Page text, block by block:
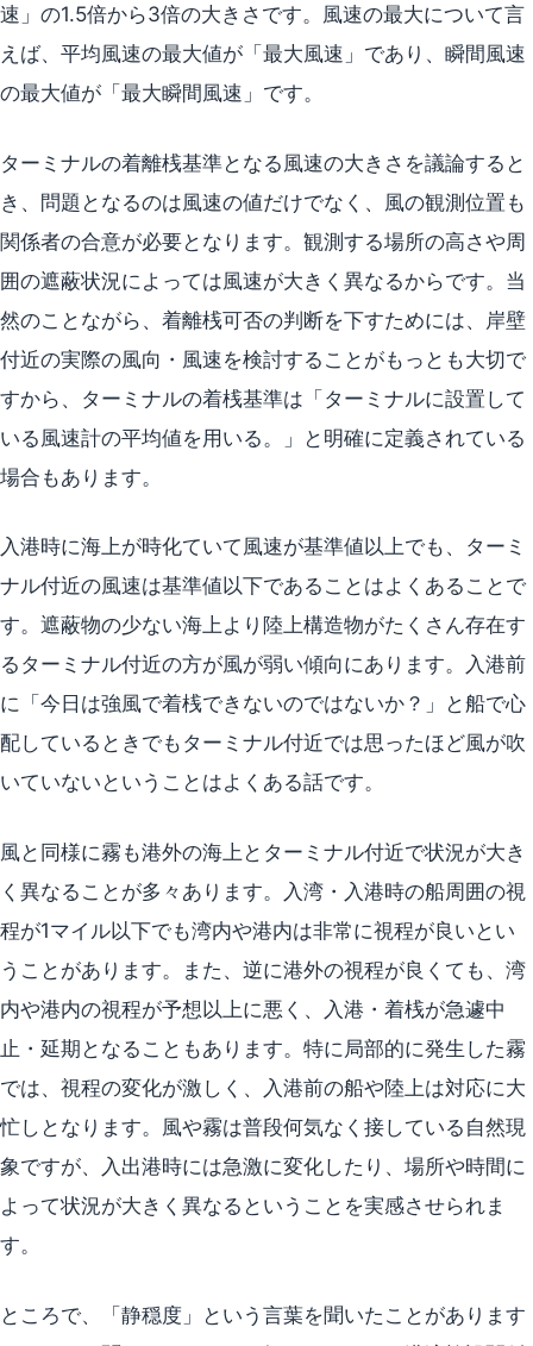
速」の1.5倍から3倍の大きさです。風速の最大について言
えば、平均風速の最大値が「最大風速」であり、瞬間風速
の最大値が「最大瞬間風速」です。
ターミナルの着離桟基準となる風速の大きさを議論すると
き、問題となるのは風速の値だけでなく、風の観測位置も
関係者の合意が必要となります。観測する場所の高さや周
囲の遮蔽状況によっては風速が大きく異なるからです。当
然のことながら、着離桟可否の判断を下すためには、岸壁
付近の実際の風向・風速を検討することがもっとも大切で
すから、ターミナルの着桟基準は「ターミナルに設置して
いる風速計の平均値を用いる。」と明確に定義されている
場合もあります。
入港時に海上が時化ていて風速が基準値以上でも、ターミ
ナル付近の風速は基準値以下であることはよくあることで
す。遮蔽物の少ない海上より陸上構造物がたくさん存在す
るターミナル付近の方が風が弱い傾向にあります。入港前
に「今日は強風で着桟できないのではないか？」と船で心
配しているときでもターミナル付近では思ったほど風が吹
いていないということはよくある話です。
風と同様に霧も港外の海上とターミナル付近で状況が大き
く異なることが多々あります。入湾・入港時の船周囲の視
程が1マイル以下でも湾内や港内は非常に視程が良いとい
うことがあります。また、逆に港外の視程が良くても、湾
内や港内の視程が予想以上に悪く、入港・着桟が急遽中
止・延期となることもあります。特に局部的に発生した霧
では、視程の変化が激しく、入港前の船や陸上は対応に大
忙しとなります。風や霧は普段何気なく接している自然現
象ですが、入出港時には急激に変化したり、場所や時間に
よって状況が大きく異なるということを実感させられま
す。
ところで、「静穏度」という言葉を聞いたことがあります